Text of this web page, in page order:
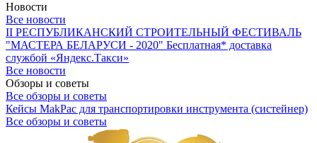
Новости
Все новости
II РЕСПУБЛИКАНСКИЙ СТРОИТЕЛЬНЫЙ ФЕСТИВАЛЬ
"МАСТЕРА БЕЛАРУСИ - 2020" Бесплатная* доставка
службой «Яндекс.Такси»
Все новости
Обзоры и советы
Все обзоры и советы
Кейсы MakPac для транспортировки инструмента (систейнер)
Все обзоры и советы